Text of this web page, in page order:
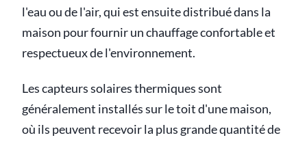
l'eau ou de l'air, qui est ensuite distribué dans la
maison pour fournir un chauffage confortable et
respectueux de l'environnement.
Les capteurs solaires thermiques sont
généralement installés sur le toit d'une maison,
où ils peuvent recevoir la plus grande quantité de